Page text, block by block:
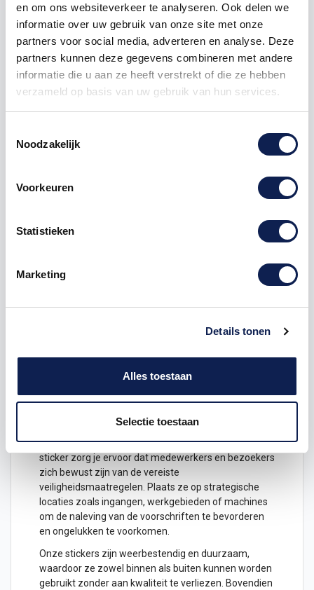
en om ons websiteverkeer te analyseren. Ook delen we
informatie over uw gebruik van onze site met onze
partners voor social media, adverteren en analyse. Deze
partners kunnen deze gegevens combineren met andere
informatie die u aan ze heeft verstrekt of die ze hebben
verzameld op basis van uw gebruik van hun services.
Noodzakelijk
Voorkeuren
Statistieken
Marketing
Details tonen
Alles toestaan
Selectie toestaan
Bril en oorkap verplicht
onze gebodspictogrammen zijn ontworpen om de
Verplicht
beschermingsmiddelen.
zijn vervaardigd van hoogwaardige
beschermen tegen vliegende deeltjes, lawaai of
oorkap kan het verschilmakentussen een veilige
werkomgeving en risico's voor de gezondheid.
Met onze Gebodspictogram Bril en Oorkap Verplicht
sticker zorg je ervoor dat medewerkers en bezoekers
zich bewust zijn van de vereiste
veiligheidsmaatregelen. Plaats ze op strategische
locaties zoals ingangen, werkgebieden of machines
om de naleving van de voorschriften te bevorderen
en ongelukken te voorkomen.
Onze stickers zijn weerbestendig en duurzaam,
waardoor ze zowel binnen als buiten kunnen worden
gebruikt zonder aan kwaliteit te verliezen. Bovendien